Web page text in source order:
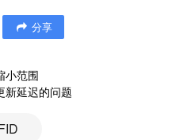
分享
小范围
新延迟的问题